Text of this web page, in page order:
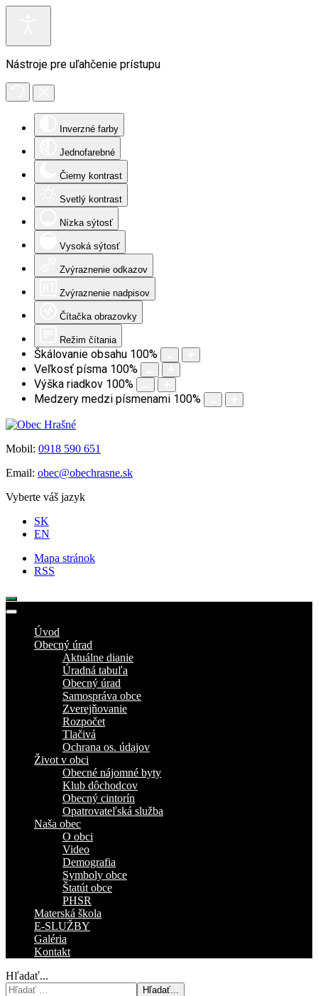
Nástroje pre uľahčenie prístupu
Inverzné farby
Jednofarebné
Čierny kontrast
Svetlý kontrast
Nízka sýtosť
Vysoká sýtosť
Zvýraznenie odkazov
Zvýraznenie nadpisov
Čítačka obrazovky
Režim čítania
Škálovanie obsahu 100%
Veľkosť písma 100%
Výška riadkov 100%
Medzery medzi písmenami 100%
Mobil: 0918 590 651
Email: obec@obechrasne.sk
Vyberte váš jazyk
SK
EN
Mapa stránok
RSS
Úvod
Obecný úrad
Aktuálne dianie
Úradná tabuľa
Obecný úrad
Samospráva obce
Zverejňovanie
Rozpočet
Tlačivá
Ochrana os. údajov
Život v obci
Obecné nájomné byty
Klub dôchodcov
Obecný cintorín
Opatrovateľská služba
Naša obec
O obci
Video
Demografia
Symboly obce
Štatút obce
PHSR
Materská škola
E-SLUŽBY
Galéria
Kontakt
Hľadať...
Hľadať...